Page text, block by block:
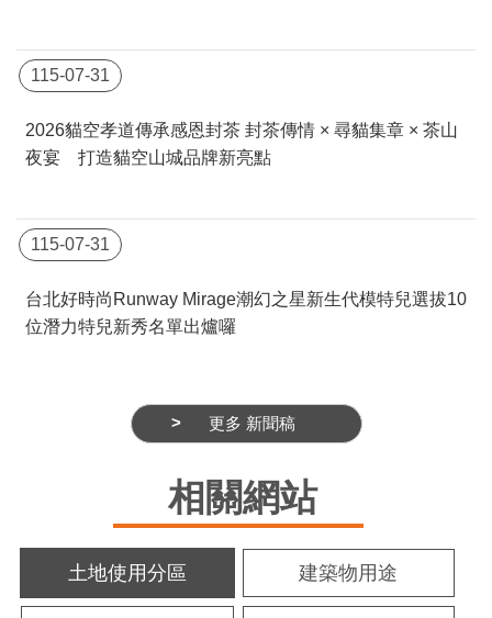
115-07-31
2026貓空孝道傳承感恩封茶 封茶傳情 × 尋貓集章 × 茶山
夜宴 打造貓空山城品牌新亮點
115-07-31
台北好時尚Runway Mirage潮幻之星新生代模特兒選拔10
位潛力特兒新秀名單出爐囉
更多 新聞稿
相關網站
土地使用分區 建築物用途